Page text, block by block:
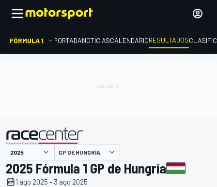
FÓRMULA 1 PORTADANOTICIASCALENDARIORESULTADOS
presentado por GP DE HUNGRÍA
2025 Fórmula 1 GP de Hungría
1 ago 2025 - 3 ago 2025